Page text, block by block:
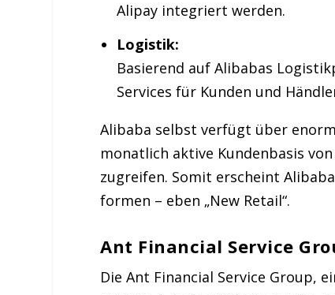
Alipay integriert werden.
Logistik:
Basierend auf Alibabas
Services für Kunden und
Alibaba selbst verfügt über
monatlich aktive Kundenbasis
zugreifen. Somit erscheint
formen – eben „New Retail“.
Ant Financial Service
Die Ant Financial Service Group,